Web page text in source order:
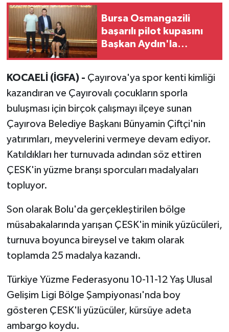
Bursa Osmangazili
başarılı pilot kupasını
Başkan Aydın'la
KOCAELİ (İGFA) - Çayırova'ya spor kenti kimliği
kazandıran ve Çayırovalı çocukların sporla
buluşması için birçok çalışmayı ilçeye sunan
Çayırova Belediye Başkanı Bünyamin Çiftçi'nin
yatırımları, meyvelerini vermeye devam ediyor.
Katıldıkları her turnuvada adından söz ettiren
ÇESK'in yüzme branşı sporcuları madalyaları
topluyor.
Son olarak Bolu'da gerçekleştirilen bölge
müsabakalarında yarışan ÇESK'in minik yüzücüleri,
turnuva boyunca bireysel ve takım olarak
toplamda 25 madalya kazandı.
Türkiye Yüzme Federasyonu 10-11-12 Yaş Ulusal
Gelişim Ligi Bölge Şampiyonası'nda boy
gösteren ÇESK'li yüzücüler, kürsüye adeta
ambargo koydu.